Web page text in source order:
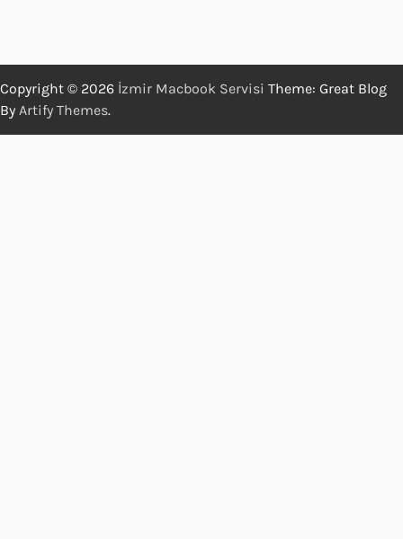
Copyright © 2026 İzmir Macbook Servisi Theme: Great Blog
By Artify Themes.